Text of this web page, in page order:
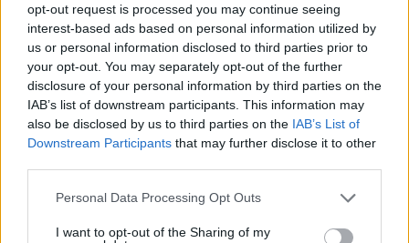
opt-out request is processed you may continue seeing
interest-based ads based on personal information utilized by
us or personal information disclosed to third parties prior to
your opt-out. You may separately opt-out of the further
disclosure of your personal information by third parties on the
IAB’s list of downstream participants. This information may
also be disclosed by us to third parties on the IAB’s List of
Downstream Participants that may further disclose it to other
Please note that this website/app uses one or more Google
not limited to your visit or usage behaviour. You may click to
Personal Data Processing Opt Outs
I want to opt-out of the Sharing of my
ΑΠΑΝΤΗΣΗ
Κώστας
23.06.2025, 08:50
Λέοντος.... Έλεος!
ΑΠΑΝΤΗΣΗ
Κι αν δεν μπορούν
23.06.2025, 09:31
την άγνοιά τους